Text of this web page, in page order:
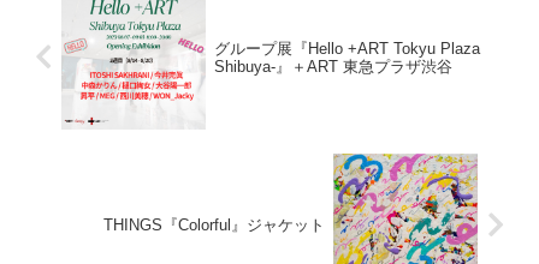
グループ展『Hello +ART Tokyu Plaza
Shibuya-』＋ART 東急プラザ渋谷
THINGS『Colorful』ジャケット